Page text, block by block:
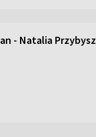
- Natalia Przybysz